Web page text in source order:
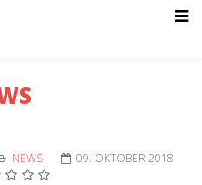
NEWS
09. OKTOBER 2018